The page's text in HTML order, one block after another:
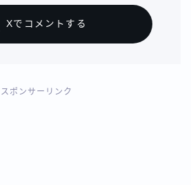
Xでコメントする
スポンサーリンク